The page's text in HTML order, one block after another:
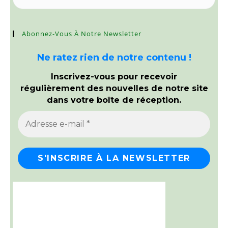
Abonnez-Vous À Notre Newsletter
Ne ratez rien de notre contenu !
Inscrivez-vous pour recevoir
régulièrement des nouvelles de notre site
dans votre boîte de réception.